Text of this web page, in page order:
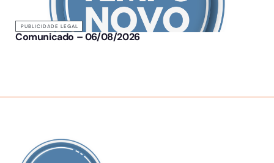
PUBLICIDADE LEGAL
Comunicado – 06/08/2026